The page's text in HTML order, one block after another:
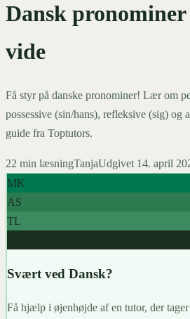
Dansk
vide
Få styr på danske pronominer! Lær om
possessive (sin/hans), refleksive (sig) og
guide fra Toptutors.
22 min læsningTanjaUdgivet 14. april
MK
AS
TL
Svært ved Dansk?
Få hjælp i øjenhøjde af en tutor, der